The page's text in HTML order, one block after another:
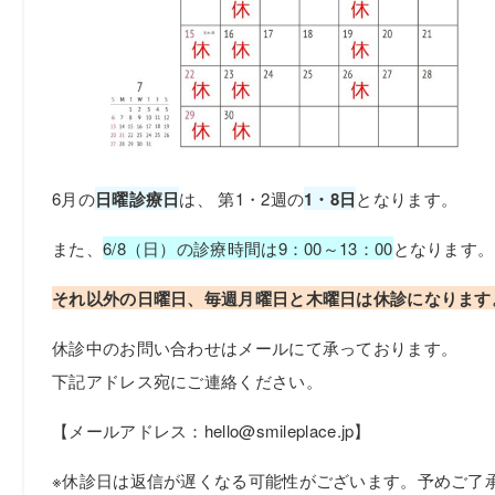
6月の日曜診療日は、 第1・2週の1 ・8日となります。
また、 6/8（日）の診療時間は9：00～13：00となります。
それ以外の日曜日、毎週月曜日と木曜日は休診になります
休診中のお問い合わせはメールにて承っております。
下記アドレス宛にご連絡ください。
【メールアドレス：hello@smileplace.jp】
※休診日は返信が遅くなる可能性がございます。予めご了